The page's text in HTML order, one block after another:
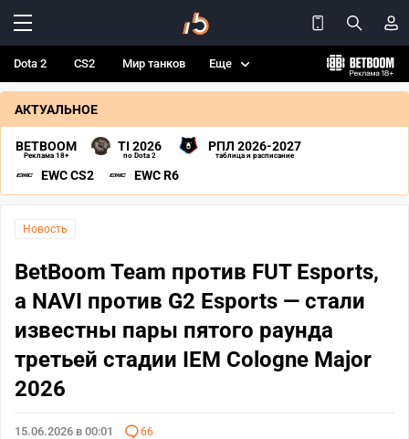
Dota 2 CS2 Мир танков Еще
АКТУАЛЬНОЕ
BETBOOM
Реклама 18+
TI 2026
по Dota 2
РПЛ 2026-2027
таблица и расписание
EWC CS2 EWC R6
Новость
BetBoom Team против FUT Esports,
а NAVI против G2 Esports — стали
известны пары пятого раунда
третьей стадии IEM Cologne Major
2026
15.06.2026 в 00:01 66